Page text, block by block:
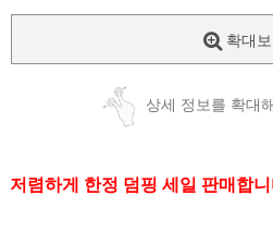
확대
상세 정보를 확대
저렴하게 한정 덤핑 세일 판매합